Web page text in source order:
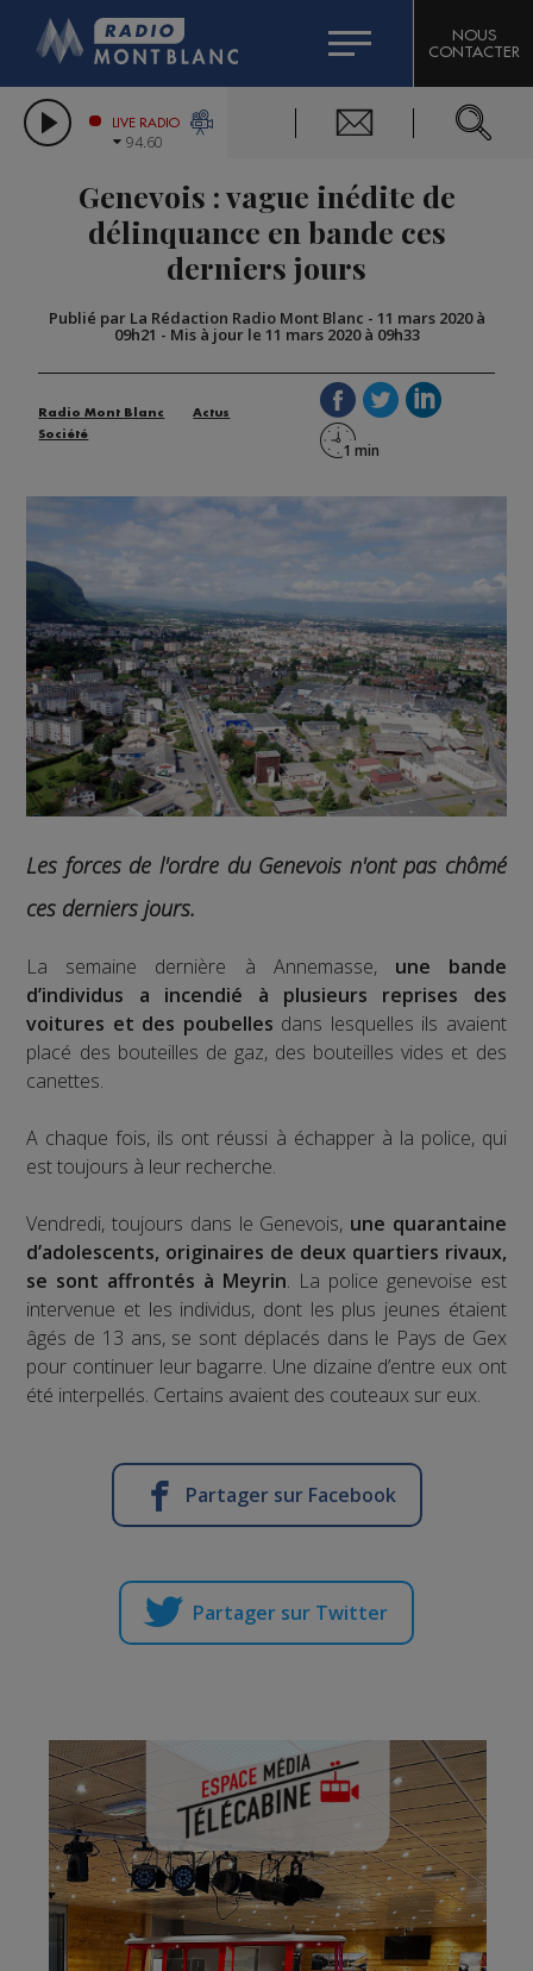
LES CHRONIQUES DE L'EXPERT
CITIZEN MACHINERY
GRAND MASSIF DOMAINES SKIABLES
BIGARD
COMPAGNIE DU MONT-BLANC
NOUS
CONTACTER
LIVE RADIO
94.60
Genevois : vague inédite de
délinquance en bande ces
derniers jours
Publié par La Rédaction Radio Mont Blanc - 11 mars 2020 à
09h21 - Mis à jour le 11 mars 2020 à 09h33
Radio Mont Blanc
Actus
Société
Les forces de l'ordre du Genevois n'ont pas chômé
ces derniers jours.
La semaine dernière à Annemasse, une bande
d’individus a incendié à plusieurs reprises des
voitures et des poubelles dans lesquelles ils avaient
placé des bouteilles de gaz, des bouteilles vides et des
canettes.
A chaque fois, ils ont réussi à échapper à la police, qui
est toujours à leur recherche.
Vendredi, toujours dans le Genevois, une quarantaine
d’adolescents, originaires de deux quartiers rivaux,
se sont affrontés à Meyrin. La police genevoise est
intervenue et les individus, dont les plus jeunes étaient
âgés de 13 ans, se sont déplacés dans le Pays de Gex
pour continuer leur bagarre. Une dizaine d’entre eux ont
été interpellés. Certains avaient des couteaux sur eux.
Partager sur Facebook
Partager sur Twitter